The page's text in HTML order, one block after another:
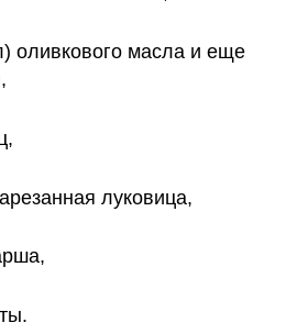
оливкового масла и еще
луковица,